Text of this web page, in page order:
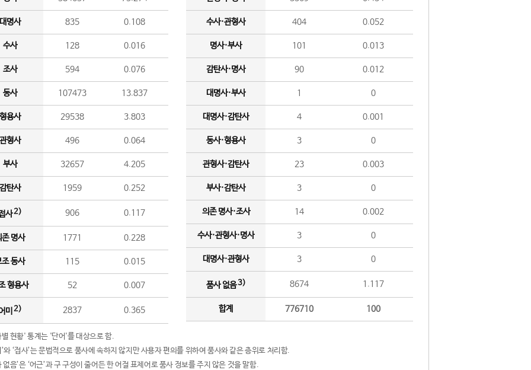
명사 835 0.108
수사 128 0.016
조사 594 0.076
동사 107473 13.837
용사 29538 3.803
형사 496 0.064
부사 32657 4.205
탄사 1959 0.252
사2) 906 0.117
존 명사 1771 0.228
조 동사 115 0.015
형용사 52 0.007
미 2) 2837 0.365
수사·관형사 404 0.052
명사·부사 101 0.013
감탄사·명사 90 0.012
대명사·부사 1 0
대명사·감탄사 4 0.001
동사·형용사 3 0
관형사·감탄사 23 0.003
부사·감탄사 3 0
의존 명사·조사 14 0.002
수사·관형사·명사 3 0
대명사·관형사 3 0
품사 없음3) 8674 1.117
합계 776710 100
현황' 통계는 '단어'를 대상으로 함.
와 ‘접사’는 문법적으로 품사에 속하지 않지만 사용자 편의를 위하여 품사와 같은 층위로 처리함.
없음’은 ‘어근’과 구 구성이 줄어든 한 어절 표제어로 품사 정보를 주지 않은 것을 말함.